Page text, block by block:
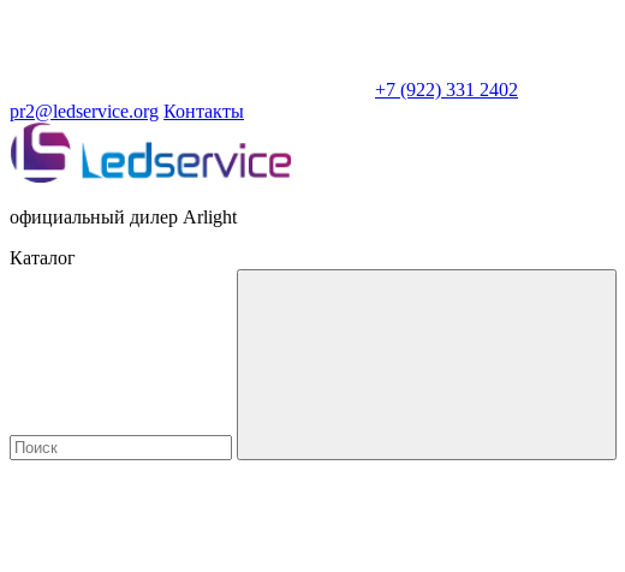
+7 (922) 331 2402
pr2@ledservice.org Контакты
официальный дилер Arlight
Каталог